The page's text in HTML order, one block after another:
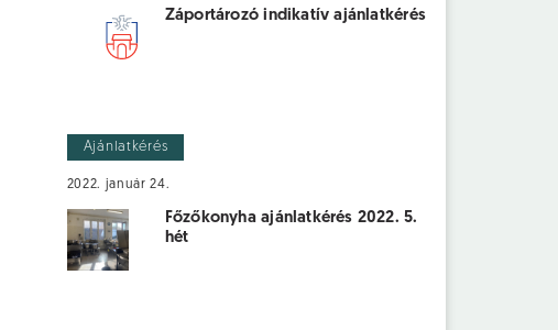
Záportározó indikatív ajánlatkérés
Ajánlatkérés
2022. január 24.
Főzőkonyha ajánlatkérés 2022. 5.
hét